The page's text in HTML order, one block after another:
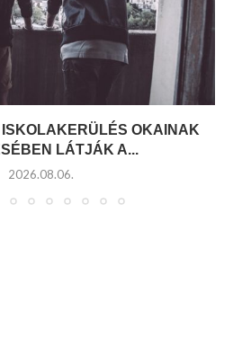
OKAINAK
LÁTJÁK A...
2026.08.06.